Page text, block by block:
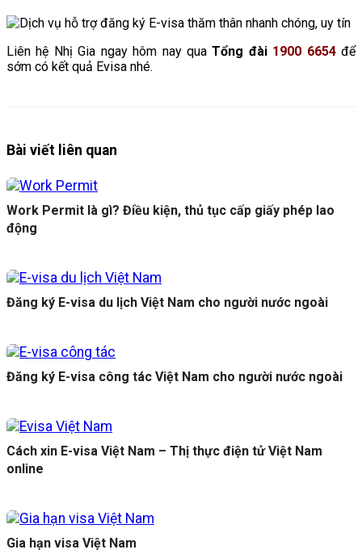
Liên hệ Nhị Gia ngay hôm nay quaTổng đài 1900 6654để
sớm có kết quả Evisa nhé.
Bài viết liên quan
Work Permit là gì? Điều kiện, thủ tục cấp giấy phép lao
động
Đăng ký E-visa du lịch Việt Nam cho người nước ngoài
Đăng ký E-visa công tác Việt Nam cho người nước ngoài
Cách xin E-visa Việt Nam – Thị thực điện tử Việt Nam
online
Gia hạn visa Việt Nam